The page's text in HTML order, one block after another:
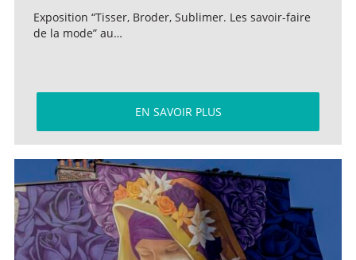
Exposition “Tisser, Broder, Sublimer. Les savoir-faire
de la mode” au…
EN SAVOIR PLUS